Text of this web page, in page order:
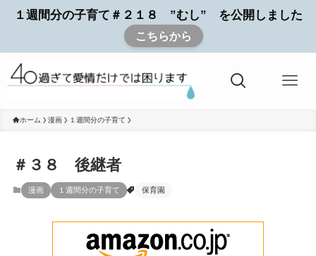
１週間分の子育て＃２１８ ”むし” を公開しました
こちらから
ホーム 漫画 １週間分の子育て
＃３８ 後継者
漫画 １週間分の子育て 保育園